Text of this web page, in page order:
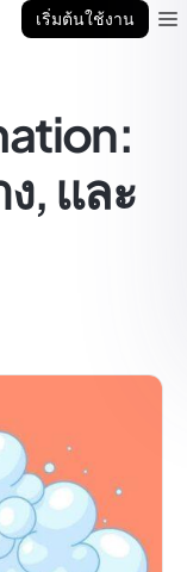
เริ่มต้นใช้งาน
, และ